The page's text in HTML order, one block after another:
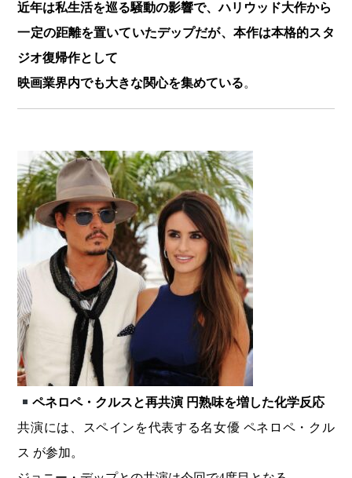
近年は私生活を巡る騒動の影響で、ハリウッド大作から
一定の距離を置いていたデップだが、 本作は本格的スタ
ジオ復帰作として
映画業界内でも大きな関心を集めている。
ペネロペ・クルスと再共演 円熟味を増した化学反応
共演には、スペインを代表する名女優 ペネロペ・クル
ス が参加。